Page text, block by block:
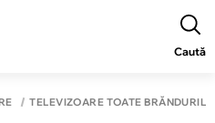
Caută
TELEVIZOARE TOATE BRĂNDURILE